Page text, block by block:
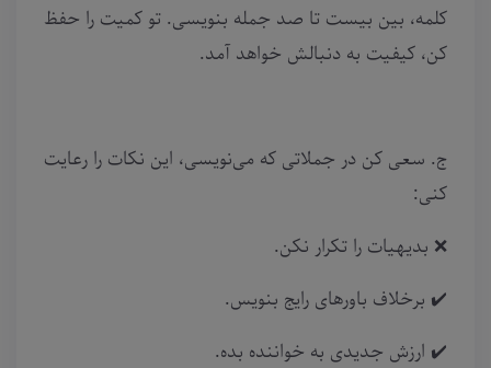
کلمه، بین بیست تا صد جمله بنویسی. تو کمیت را حفظ
کن، کیفیت به دنبالش خواهد آمد.
ج. سعی کن در جملاتی که می‌نویسی، این نکات را رعایت
کنی:
❌️ بدیهیات را تکرار نکن.
✔️ برخلاف باورهای رایج بنویس.
✔️ ارزش جدیدی به خواننده بده.